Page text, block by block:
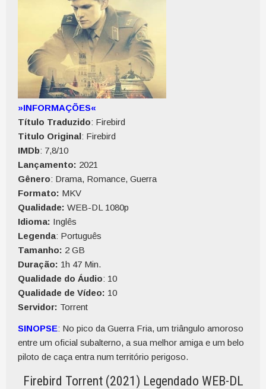
»INFORMAÇÕES«
Título Traduzido: Firebird
Titulo Original: Firebird
IMDb: 7,8/10
Lançamento: 2021
Gênero: Drama, Romance, Guerra
Formato: MKV
Qualidade: WEB-DL 1080p
Idioma: Inglês
Legenda: Português
Tamanho: 2 GB
Duração: 1h 47 Min.
Qualidade do Áudio: 10
Qualidade de Vídeo: 10
Servidor: Torrent
SINOPSE: No pico da Guerra Fria, um triângulo amoroso
entre um oficial subalterno, a sua melhor amiga e um belo
piloto de caça entra num território perigoso.
Firebird Torrent (2021) Legendado WEB-DL